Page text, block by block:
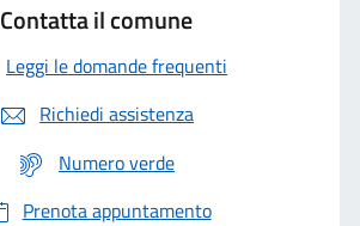
Contatta il comune
Leggi le domande frequenti
Richiedi assistenza
Numero verde
Prenota appuntamento